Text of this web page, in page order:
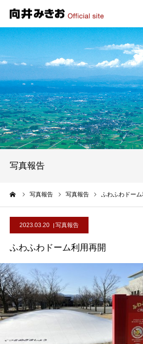
写真報告
写真報告 写真報告 ふわふわドー
2023.03.20 写真報告
ふわふわドーム利用再開
HOME
プロフィール
政策
活動報告